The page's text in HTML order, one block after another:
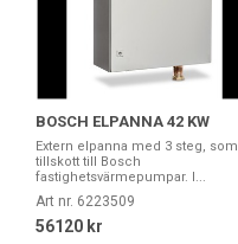
BOSCH ELPANNA 42 KW
Extern elpanna med 3 steg, som
tillskott till Bosch
fastighetsvärmepumpar. I...
Art nr. 6223509
56120 kr